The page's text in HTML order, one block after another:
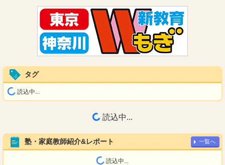
タグ
読込中...
読込中...
塾・家庭教師紹介&レポート 一覧へ
読込中...